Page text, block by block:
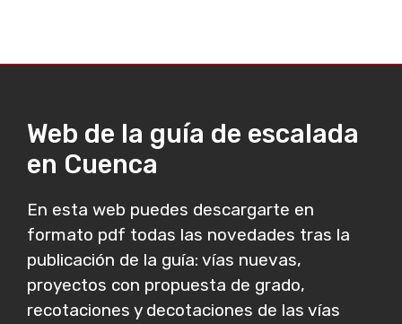
Web de la guía de escalada
en Cuenca
En esta web puedes descargarte en
formato pdf todas las novedades tras la
publicación de la guía: vías nuevas,
proyectos con propuesta de grado,
recotaciones y decotaciones de las vías